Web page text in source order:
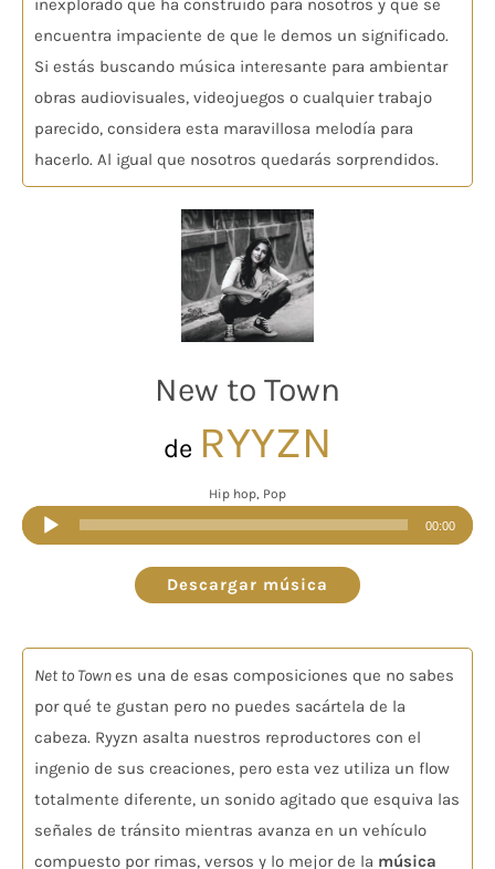
inexplorado que ha construido para nosotros y que se
encuentra impaciente de que le demos un significado.
Si estás buscando música interesante para ambientar
obras audiovisuales, videojuegos o cualquier trabajo
parecido, considera esta maravillosa melodía para
hacerlo. Al igual que nosotros quedarás sorprendidos.
New to Town
de RYYZN
Hip hop, Pop
Reproductor
de
audio
00:00
Descargar música
Net to Townes una de esas composiciones que no sabes
por qué te gustan pero no puedes sacártela de la
cabeza. Ryyzn asalta nuestros reproductores con el
ingenio de sus creaciones, pero esta vez utiliza un flow
totalmente diferente, un sonido agitado que esquiva las
señales de tránsito mientras avanza en un vehículo
compuesto por rimas, versos y lo mejor de la música